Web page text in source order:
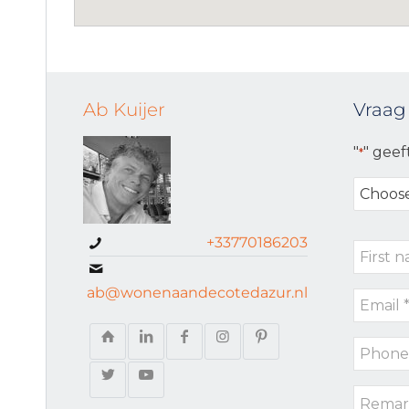
Ab Kuijer
+33770186203
ab@wonenaandecotedazur.nl
"*"
Choose
your
type
First
name
Email
*
Phone
*